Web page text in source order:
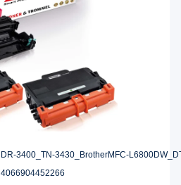
DR-3400_TN-3430_BrotherMFC-
4066904452266